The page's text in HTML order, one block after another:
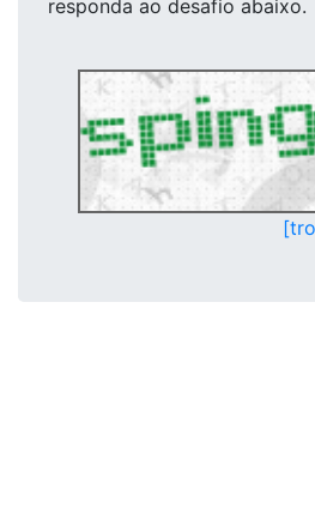
responda ao desafio abaixo.